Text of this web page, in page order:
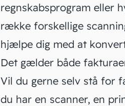
regnskabsprogram eller
række forskellige
hjælpe dig med at
Det gælder både
Vil du gerne selv stå for
du har en scanner, en